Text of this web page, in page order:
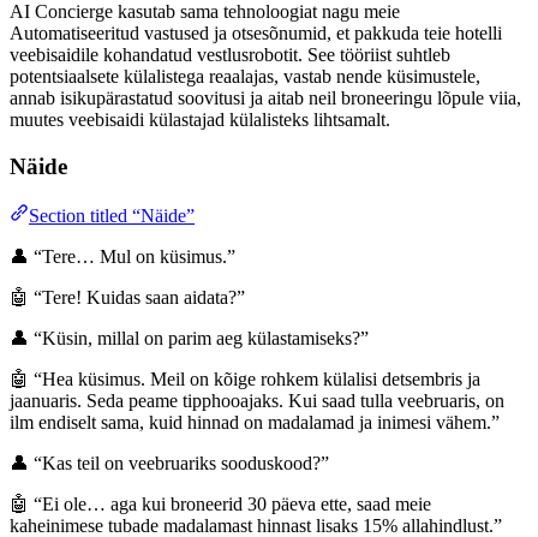
AI Concierge kasutab sama tehnoloogiat nagu meie
Automatiseeritud vastused ja otsesõnumid, et pakkuda teie hotelli
veebisaidile kohandatud vestlusrobotit. See tööriist suhtleb
potentsiaalsete külalistega reaalajas, vastab nende küsimustele,
annab isikupärastatud soovitusi ja aitab neil broneeringu lõpule viia,
muutes veebisaidi külastajad külalisteks lihtsamalt.
Näide
Section titled “Näide”
👤 “Tere… Mul on küsimus.”
🤖 “Tere! Kuidas saan aidata?”
👤 “Küsin, millal on parim aeg külastamiseks?”
🤖 “Hea küsimus. Meil on kõige rohkem külalisi detsembris ja
jaanuaris. Seda peame tipphooajaks. Kui saad tulla veebruaris, on
ilm endiselt sama, kuid hinnad on madalamad ja inimesi vähem.”
👤 “Kas teil on veebruariks sooduskood?”
🤖 “Ei ole… aga kui broneerid 30 päeva ette, saad meie
kaheinimese tubade madalamast hinnast lisaks 15% allahindlust.”